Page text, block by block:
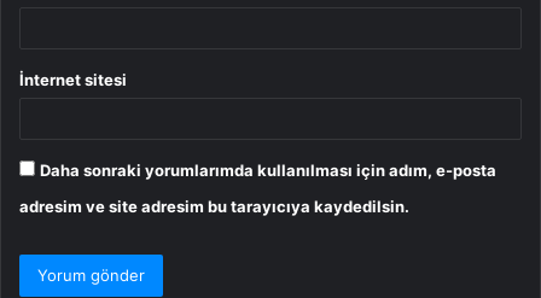
İnternet sitesi
Daha sonraki yorumlarımda kullanılması için adım, e-posta
adresim ve site adresim bu tarayıcıya kaydedilsin.